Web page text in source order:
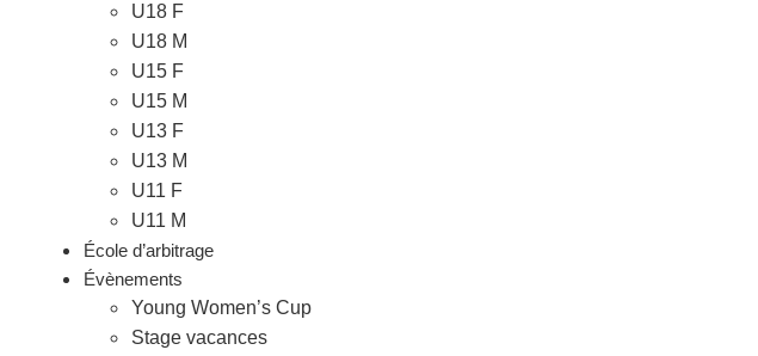
U18 F
U18 M
U15 F
U15 M
U13 F
U13 M
U11 F
U11 M
École d’arbitrage
Évènements
Young Women’s Cup
Stage vacances